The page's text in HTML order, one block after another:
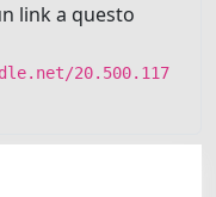
link a questo
20.500.117